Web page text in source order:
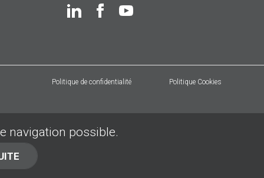
Politique de confidentialité Politique Cookies
navigation possible.